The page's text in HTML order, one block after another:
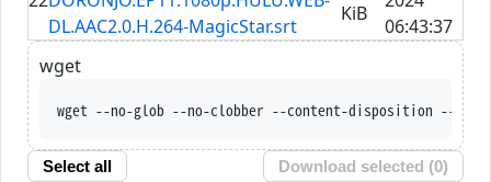
DL.AAC2.0.H.264-MagicStar.srt
KiB
06:43:37
wget
wget --no-glob --no-clobber --content-disposition --trust-
Select all Download selected (0)